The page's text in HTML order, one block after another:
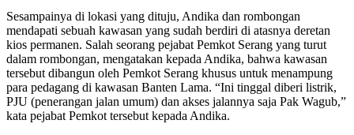
Sesampainya di lokasi yang dituju, Andika dan rombongan
mendapati sebuah kawasan yang sudah berdiri di atasnya deretan
kios permanen. Salah seorang pejabat Pemkot Serang yang turut
dalam rombongan, mengatakan kepada Andika, bahwa kawasan
tersebut dibangun oleh Pemkot Serang khusus untuk menampung
para pedagang di kawasan Banten Lama. “Ini tinggal diberi listrik,
PJU (penerangan jalan umum) dan akses jalannya saja Pak Wagub,”
kata pejabat Pemkot tersebut kepada Andika.